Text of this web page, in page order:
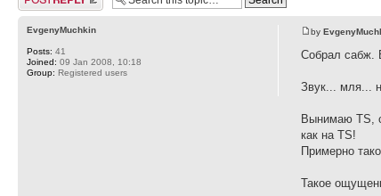
by
Собрал сабж.
Звук... мля...
Вынимаю TS,
как на TS!
Примерно
Такое
EvgenyMuchkin
Posts: 41
Joined: 09 Jan 2008, 10:18
Group: Registered users